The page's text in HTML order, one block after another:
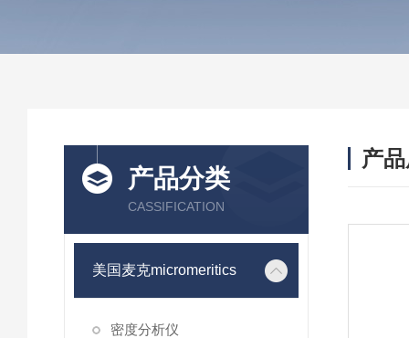
产品分类
CASSIFICATION
美国麦克micromeritics
密度分析仪
产